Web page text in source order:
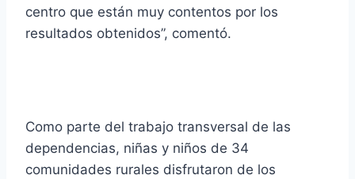
centro que están muy contentos por los
resultados obtenidos”, comentó.
Como parte del trabajo transversal de las
dependencias, niñas y niños de 34
comunidades rurales disfrutaron de los